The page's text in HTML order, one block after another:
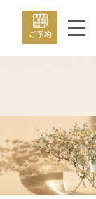
ご予約